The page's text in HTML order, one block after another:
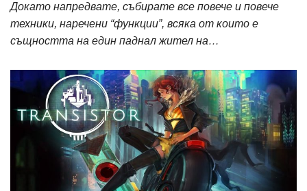
Докато напредвате, събирате все повече и повече
техники, наречени “функции”, всяка от които е
същността на един паднал жител на…